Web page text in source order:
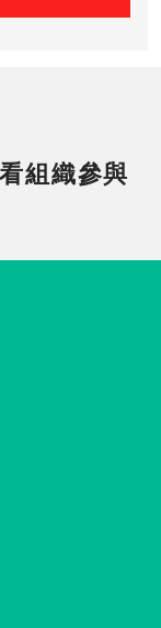
組織參與